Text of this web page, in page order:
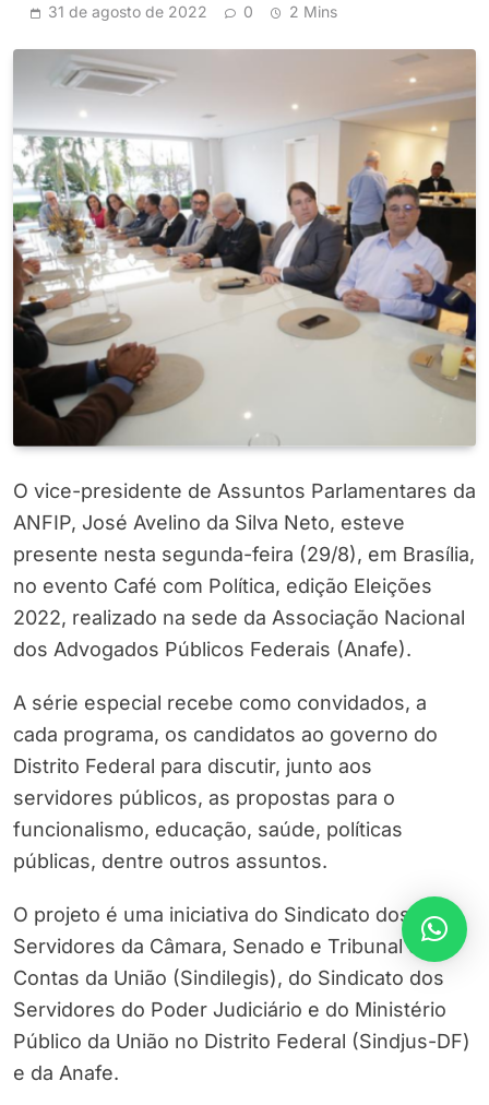
31 de agosto de 2022 0 2 Mins
O vice-presidente de Assuntos Parlamentares da
ANFIP, José Avelino da Silva Neto, esteve
presente nesta segunda-feira (29/8), em Brasília,
no evento Café com Política, edição Eleições
2022, realizado na sede da Associação Nacional
dos Advogados Públicos Federais (Anafe).
A série especial recebe como convidados, a
cada programa, os candidatos ao governo do
Distrito Federal para discutir, junto aos
servidores públicos, as propostas para o
funcionalismo, educação, saúde, políticas
públicas, dentre outros assuntos.
O projeto é uma iniciativa do Sindicato dos
Servidores da Câmara, Senado e Tribunal de
Contas da União (Sindilegis), do Sindicato dos
Servidores do Poder Judiciário e do Ministério
Público da União no Distrito Federal (Sindjus-DF)
e da Anafe.